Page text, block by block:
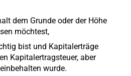
dem Grunde oder der Höhe
möchtest,
bist und Kapitalerträge
Kapitalertragsteuer, aber
wurde.